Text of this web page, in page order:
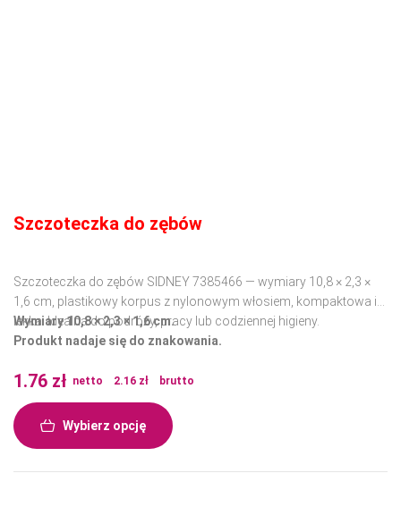
Szczoteczka do zębów
Szczoteczka do zębów SIDNEY 7385466 — wymiary 10,8 × 2,3 ×
1,6 cm, plastikowy korpus z nylonowym włosiem, kompaktowa i
lekka. Idealna do podróży, pracy lub codziennej higieny.
Wymiary 10,8 × 2,3 × 1,6 cm.
Produkt nadaje się do znakowania.
1.76 zł netto 2.16 zł brutto
Wybierz opcję